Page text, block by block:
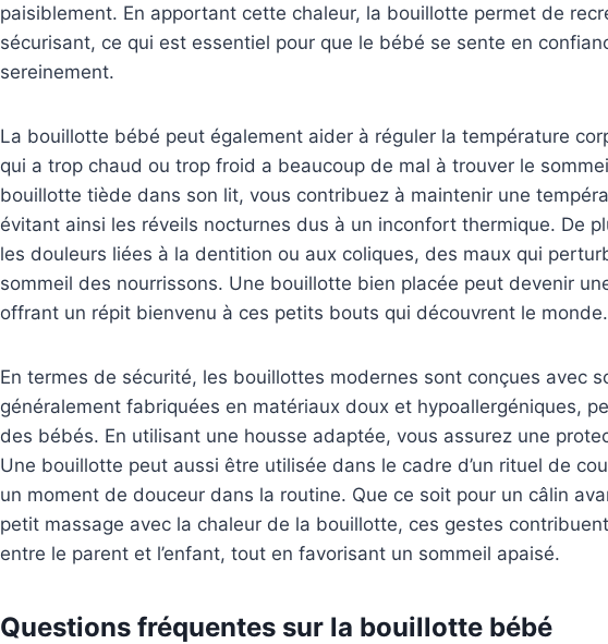
paisiblement. En apportant cette chaleur, la bouillotte permet de
sécurisant, ce qui est essentiel pour que le bébé se sente en
sereinement.
La bouillotte bébé peut également aider à réguler la température
qui a trop chaud ou trop froid a beaucoup de mal à trouver le
bouillotte tiède dans son lit, vous contribuez à maintenir une
évitant ainsi les réveils nocturnes dus à un inconfort thermique. De
les douleurs liées à la dentition ou aux coliques, des maux qui
sommeil des nourrissons. Une bouillotte bien placée peut devenir
offrant un répit bienvenu à ces petits bouts qui découvrent le monde.
En termes de sécurité, les bouillottes modernes sont conçues avec
généralement fabriquées en matériaux doux et hypoallergéniques,
des bébés. En utilisant une housse adaptée, vous assurez une
Une bouillotte peut aussi être utilisée dans le cadre d’un rituel de
un moment de douceur dans la routine. Que ce soit pour un câlin
petit massage avec la chaleur de la bouillotte, ces gestes
entre le parent et l’enfant, tout en favorisant un sommeil apaisé.
Questions fréquentes sur la bouillotte bébé